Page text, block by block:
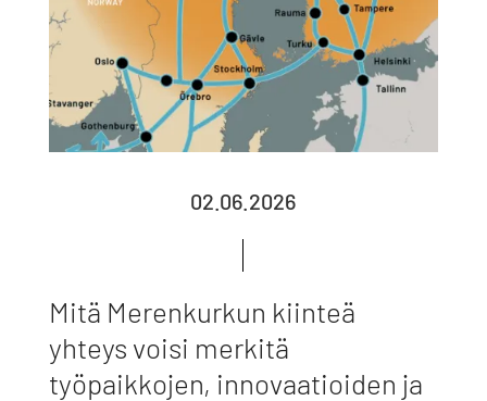
02.06.2026
Mitä Merenkurkun kiinteä
yhteys voisi merkitä
työpaikkojen, innovaatioiden ja